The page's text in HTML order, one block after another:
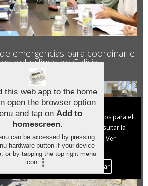
emergencias para coordinar el
del eclipse en Galicia
sobre el Uso de cookies:
cookies nuestras y de terceros para el
del digital. Puedes consultar la
cookies y como desconectarlas.
Ver
Política de Privacidad y Cookies
Aceptar Cookies
Personalizar
this web app to the home
open the browser option
and tap on Add to
homescreen.
can be accessed by pressing
hardware button if your device
or by tapping the top right menu
icon
.